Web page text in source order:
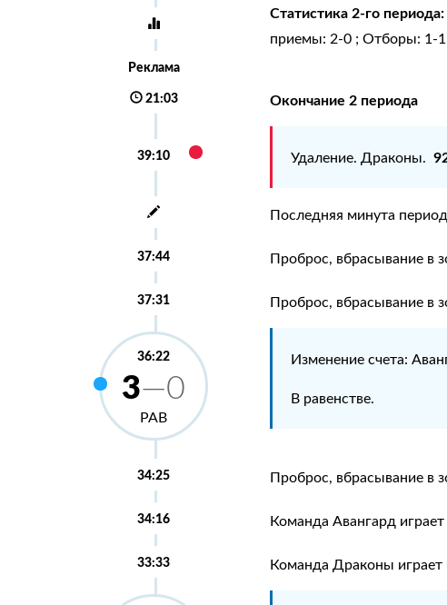
Статистика 2-го периода:
приемы: 2-0 ; Отборы: 1-
Реклама
21:03
Окончание 2 периода
39:10 Удаление. Драконы.
Последняя минута
37:44 Проброс, вбрасывание в
37:31 Проброс, вбрасывание в
36:22
3—0
РАВ
Изменение счета:
В равенстве.
34:25 Проброс, вбрасывание в
34:16 Команда Авангард
33:33 Команда Драконы играет